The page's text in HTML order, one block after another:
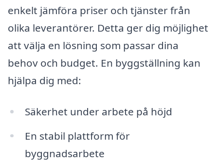
enkelt jämföra priser och tjänster från
olika leverantörer. Detta ger dig möjlighet
att välja en lösning som passar dina
behov och budget. En byggställning kan
hjälpa dig med:
Säkerhet under arbete på höjd
En stabil plattform för
byggnadsarbete